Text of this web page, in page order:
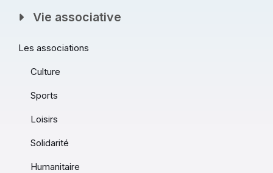
Vie associative
Les associations
Culture
Sports
Loisirs
Solidarité
Humanitaire